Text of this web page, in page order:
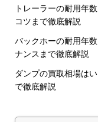
トレーラーの耐用年
コツまで徹底解説
バックホーの耐用年
ナンスまで徹底解説
ダンプの買取相場は
で徹底解説